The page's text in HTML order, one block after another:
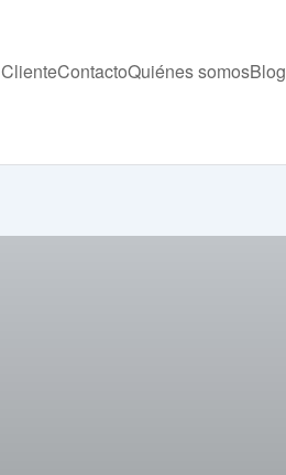
ContactoQuiénes somosBlog